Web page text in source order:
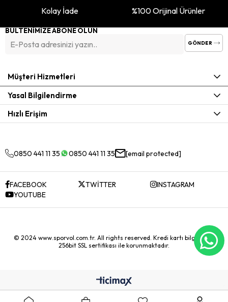
Kolay İade %100 Orijinal Ürünler
BÜLTENİMİZE ABONE OLUN
GÖNDER
Müşteri Hizmetleri
Yasal Bilgilendirme
Hızlı Erişim
0850 441 11 35 0850 441 11 35 [email protected]
FACEBOOK TWİTTER
INSTAGRAM
YOUTUBE
© 2024 www.sporvol.com.tr. All rights reserved. Kredi kartı bilgileriniz
256bit SSL sertifikası ile korunmaktadır.